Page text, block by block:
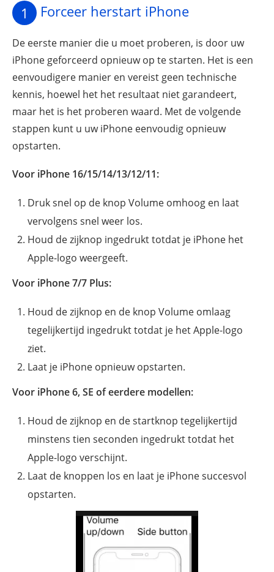
1 Forceer herstart iPhone
De eerste manier die u moet proberen, is door uw
iPhone geforceerd opnieuw op te starten. Het is een
eenvoudigere manier en vereist geen technische
kennis, hoewel het het resultaat niet garandeert,
maar het is het proberen waard. Met de volgende
stappen kunt u uw iPhone eenvoudig opnieuw
opstarten.
Voor iPhone 16/15/14/13/12/11:
Druk snel op de knop Volume omhoog en laat
vervolgens snel weer los.
Houd de zijknop ingedrukt totdat je iPhone het
Apple-logo weergeeft.
Voor iPhone 7/7 Plus:
Houd de zijknop en de knop Volume omlaag
tegelijkertijd ingedrukt totdat je het Apple-logo
ziet.
Laat je iPhone opnieuw opstarten.
Voor iPhone 6, SE of eerdere modellen:
Houd de zijknop en de startknop tegelijkertijd
minstens tien seconden ingedrukt totdat het
Apple-logo verschijnt.
Laat de knoppen los en laat je iPhone succesvol
opstarten.